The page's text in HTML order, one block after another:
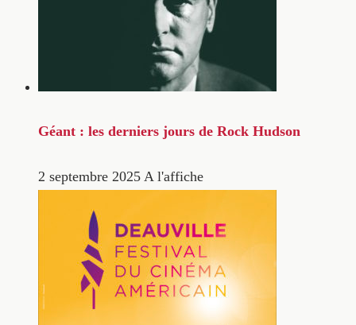
Géant : les derniers jours de Rock Hudson
2 septembre 2025 A l'affiche